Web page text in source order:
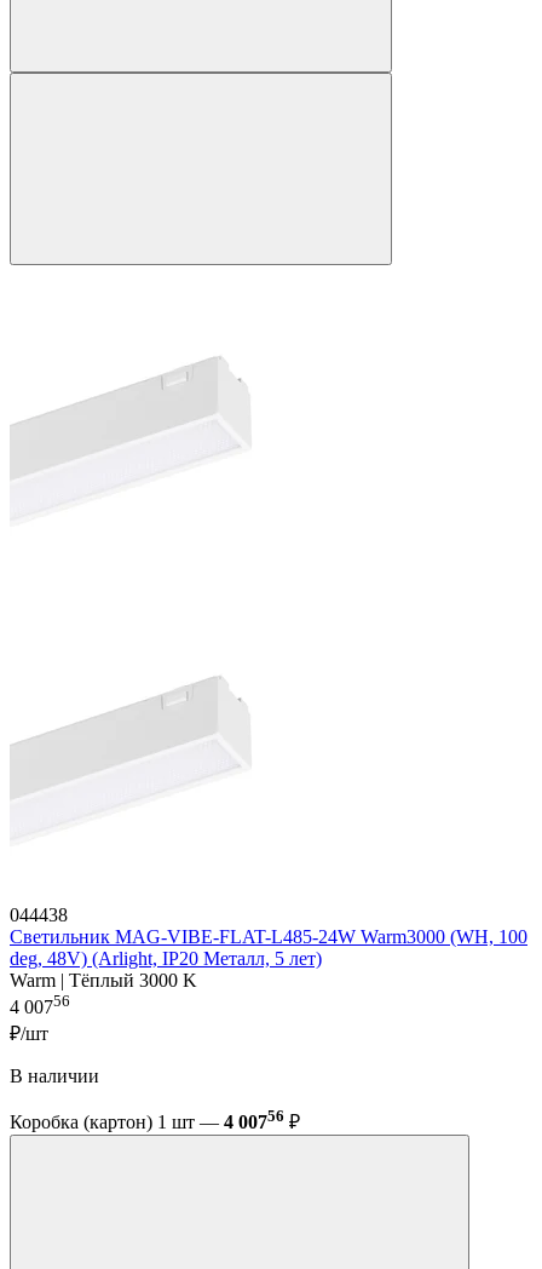
044438
Светильник MAG-VIBE-FLAT-L485-24W Warm3000 (WH, 100
deg, 48V) (Arlight, IP20 Металл, 5 лет)
Warm | Тёплый 3000 K
4 00756
₽/шт
В наличии
Коробка (картон) 1 шт — 4 00756 ₽